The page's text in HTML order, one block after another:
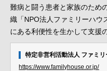
難病と闘う患者と家族のため
織「NPO法人ファミリーハウ
にある利便性を生かして支援
特定非営利活動法人 ファミリ
https://www.familyhouse.or.jp/